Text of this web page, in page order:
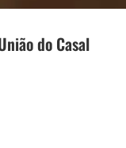
do Casal